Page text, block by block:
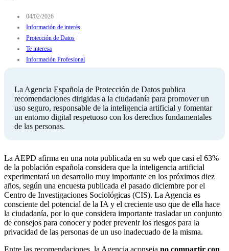
04/02/2026
Información de interés
Protección de Datos
Te interesa
Información Profesional
La Agencia Española de Protección de Datos publica
recomendaciones dirigidas a la ciudadanía para promover un
uso seguro, responsable de la inteligencia artificial y fomentar
un entorno digital respetuoso con los derechos fundamentales
de las personas.
La AEPD afirma en una nota publicada en su web que casi el 63%
de la población española considera que la inteligencia artificial
experimentará un desarrollo muy importante en los próximos diez
años, según una encuesta publicada el pasado diciembre por el
Centro de Investigaciones Sociológicas (CIS). La Agencia es
consciente del potencial de la IA y el creciente uso que de ella hace
la ciudadanía, por lo que considera importante trasladar un conjunto
de consejos para conocer y poder prevenir los riesgos para la
privacidad de las personas de un uso inadecuado de la misma.